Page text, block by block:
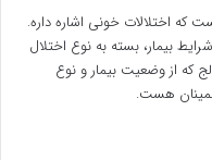
اختلالات خونی اشاره داره.
بیمار، بسته به نوع اختلال
که از وضعیت بیمار و نوع
هست.